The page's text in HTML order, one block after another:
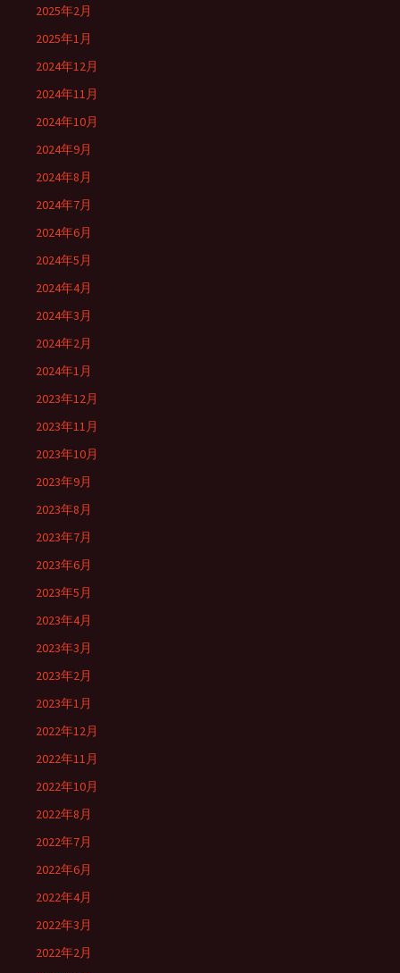
2025年2月
2025年1月
2024年12月
2024年11月
2024年10月
2024年9月
2024年8月
2024年7月
2024年6月
2024年5月
2024年4月
2024年3月
2024年2月
2024年1月
2023年12月
2023年11月
2023年10月
2023年9月
2023年8月
2023年7月
2023年6月
2023年5月
2023年4月
2023年3月
2023年2月
2023年1月
2022年12月
2022年11月
2022年10月
2022年8月
2022年7月
2022年6月
2022年4月
2022年3月
2022年2月